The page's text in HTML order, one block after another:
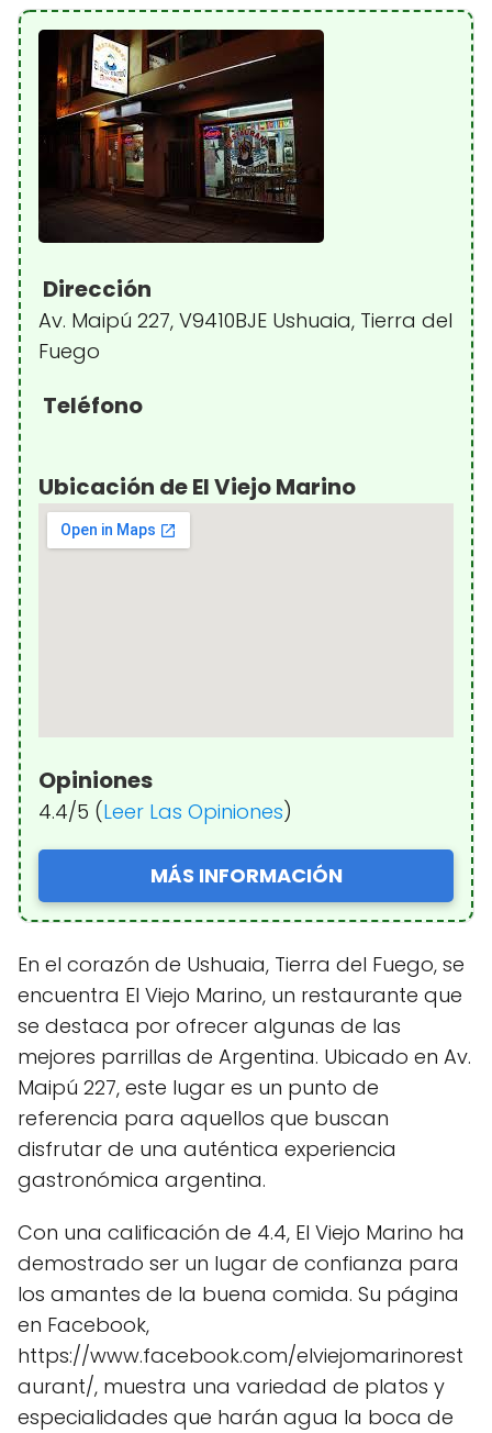
Dirección
Av. Maipú 227, V9410BJE Ushuaia, Tierra del
Fuego
Teléfono
Ubicación de El Viejo Marino
Opiniones
4.4/5 (Leer Las Opiniones)
MÁS INFORMACIÓN
En el corazón de Ushuaia, Tierra del Fuego, se
encuentra El Viejo Marino, un restaurante que
se destaca por ofrecer algunas de las
mejores parrillas de Argentina. Ubicado en Av.
Maipú 227, este lugar es un punto de
referencia para aquellos que buscan
disfrutar de una auténtica experiencia
gastronómica argentina.
Con una calificación de 4.4, El Viejo Marino ha
demostrado ser un lugar de confianza para
los amantes de la buena comida. Su página
en Facebook,
https://www.facebook.com/elviejomarinorest
aurant/, muestra una variedad de platos y
especialidades que harán agua la boca de